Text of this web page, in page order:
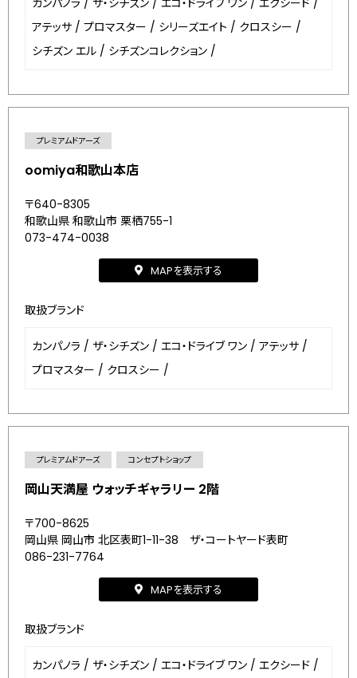
カンパノラ / ザ・シチズン / エコ・ドライブ ワン / エクシード /
アテッサ / プロマスター / シリーズエイト / クロスシー /
シチズン エル / シチズンコレクション /
プレミアムドアーズ
oomiya和歌山本店
〒640-8305
和歌山県 和歌山市 栗栖755-1
073-474-0038
MAPを表示する
取扱ブランド
カンパノラ / ザ・シチズン / エコ・ドライブ ワン / アテッサ /
プロマスター / クロスシー /
プレミアムドアーズ コンセプトショップ
岡山天満屋 ウォッチギャラリー 2階
〒700-8625
岡山県 岡山市 北区表町1-11-38 ザ・コートヤード表町
086-231-7764
MAPを表示する
取扱ブランド
カンパノラ / ザ・シチズン / エコ・ドライブ ワン / エクシード /